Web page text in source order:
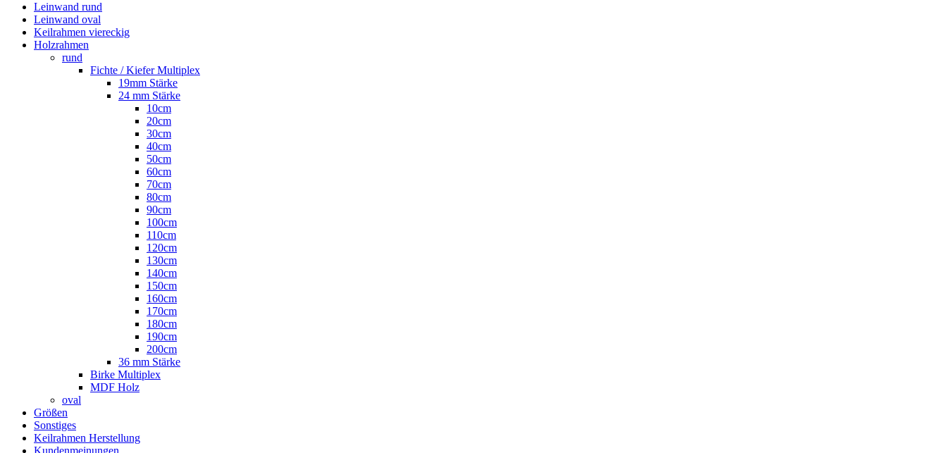
Leinwand rund
Leinwand oval
Keilrahmen viereckig
Holzrahmen
rund
Fichte / Kiefer Multiplex
19mm Stärke
24 mm Stärke
10cm
20cm
30cm
40cm
50cm
60cm
70cm
80cm
90cm
100cm
110cm
120cm
130cm
140cm
150cm
160cm
170cm
180cm
190cm
200cm
36 mm Stärke
Birke Multiplex
MDF Holz
oval
Größen
Sonstiges
Keilrahmen Herstellung
Kundenmeinungen